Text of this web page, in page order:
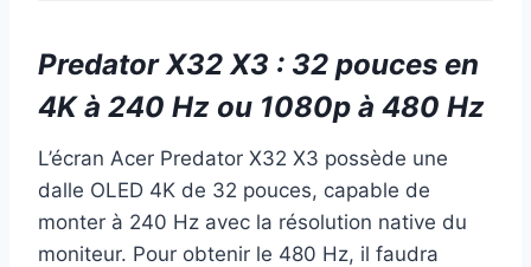
Predator X32 X3 : 32 pouces en
4K à 240 Hz ou 1080p à 480 Hz
L’écran Acer Predator X32 X3 possède une
dalle OLED 4K de 32 pouces, capable de
monter à 240 Hz avec la résolution native du
moniteur. Pour obtenir le 480 Hz, il faudra